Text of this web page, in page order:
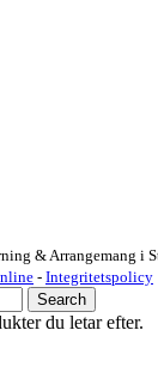
& Arrangemang i
- Integritetspolicy
Search
du letar efter.